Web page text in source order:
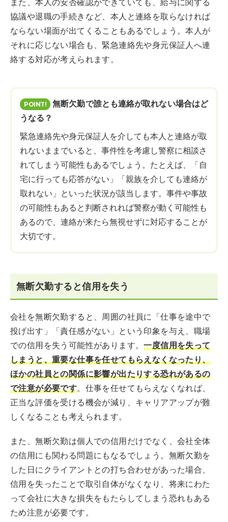
また、本人の安否確認ができていても、給与に関する
協議や退職の手続きなど、本人と連絡を取らなければ
ならない場面が出てくることもあるでしょう。本人が
それに応じない場合も、緊急連絡先や身元保証人へ連
絡する対応が考えられます。
無断欠勤で誰とも連絡が取れない場合はど
うなる？
緊急連絡先や身元保証人を介しても本人と連絡が取
れないままでいると、事件性を考慮し警察に相談さ
れてしまう可能性もあるでしょう。たとえば、「自
宅に行っても応答がない」「親族を介しても連絡が
取れない」といった状況が該当します。事件や事故
の可能性もあると判断されれば警察が動く可能性も
あるので、連絡が来たら無視せずに対応することが
大切です。
無断欠勤すると信用を失う
会社を無断欠勤すると、周囲の社員に「仕事を途中で
投げ出す」「責任感がない」という印象を与え、職場
での信用を失う可能性があります。一度信用を失って
しまうと、重要な仕事を任せてもらえなくなったり、
ほかの社員との関係に影響が出たりする恐れがあるの
で注意が必要です。仕事を任せてもらえなくなれば、
正当な評価を受ける機会が減り、キャリアアップが難
しくなることも考えられます。
また、無断欠勤は個人での信用だけでなく、会社全体
の信用にも関わる問題にもなるでしょう。無断欠勤を
した日にクライアントとの打ち合わせがあった場合、
信用を失ったことで取引自体がなくなり、将来にわた
って会社に大きな損失をもたらしてしまう恐れもある
ため注意が必要です。